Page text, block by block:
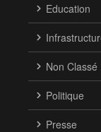
Education
Non Classé
Politique
Presse